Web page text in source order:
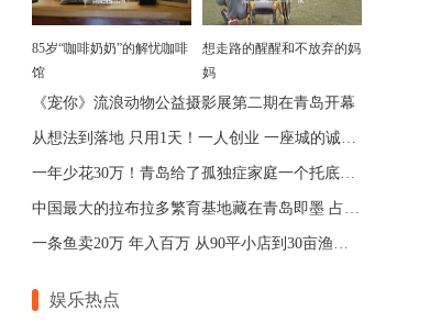
85岁“咖啡奶奶”的解忧咖啡
馆
想走路的醒醒和不放弃的妈
妈
《宠你》流浪动物公益摄影展第二期在青岛开幕
从想法到落地 只用1天！一人创业 一座城的诚意 青岛让“一人公司”跑出加速度
一年少花30万！青岛给了孤独症家庭一个托底的答案
中国最大的拉布拉多繁育基地藏在青岛即墨 占地75亩年入七位数
一条鱼卖20万 年入百万 从90平小店到30亩渔场 青岛“锦鲤大王”带动乡邻增收
娱乐热点